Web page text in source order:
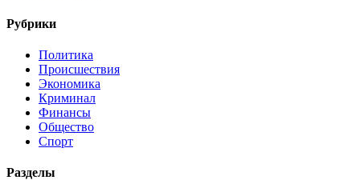
Рубрики
Политика
Происшествия
Экономика
Криминал
Финансы
Общество
Спорт
Разделы